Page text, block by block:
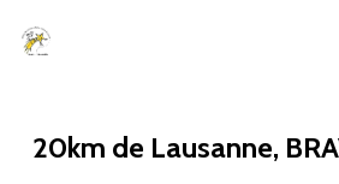
20km de Lausanne,